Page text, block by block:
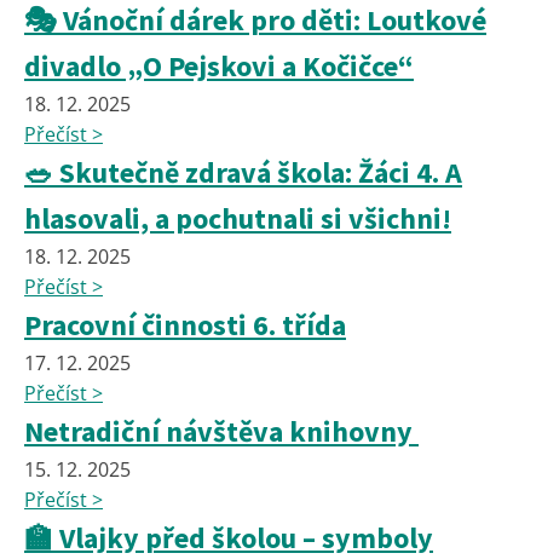
🎭 Vánoční dárek pro děti: Loutkové
divadlo „O Pejskovi a Kočičce“
18. 12. 2025
Přečíst >
🥗 Skutečně zdravá škola: Žáci 4. A
hlasovali, a pochutnali si všichni!
18. 12. 2025
Přečíst >
Pracovní činnosti 6. třída
17. 12. 2025
Přečíst >
Netradiční návštěva knihovny
15. 12. 2025
Přečíst >
🏫 Vlajky před školou – symboly